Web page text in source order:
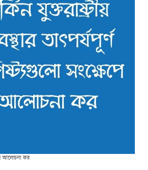
আলোচনা কর